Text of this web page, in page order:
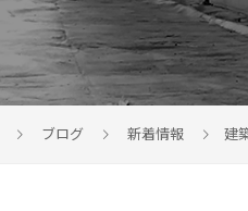
ブログ 新着情報 建